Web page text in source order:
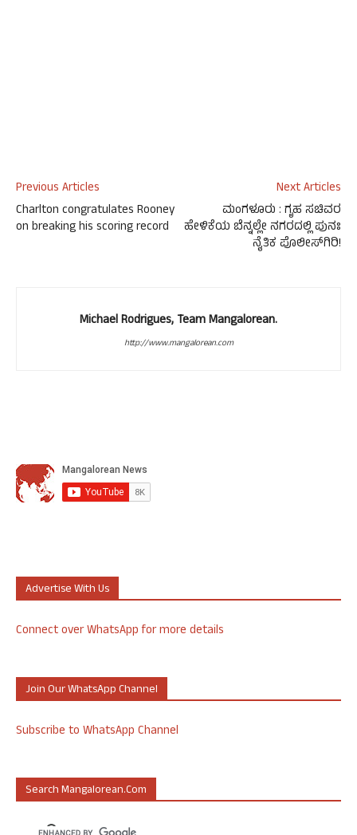
Previous Articles
Charlton congratulates Rooney
on breaking his scoring record
Next Articles
ಮಂಗಳೂರು : ಗೃಹ ಸಚಿವರ
ಹೇಳಿಕೆಯ ಬೆನ್ನಲ್ಲೇ ನಗರದಲ್ಲಿ ಪುನಃ
ನೈತಿಕ ಪೊಲೀಸ್‍ಗಿರಿ!
Michael Rodrigues, Team Mangalorean.
http://www.mangalorean.com
Advertise With Us
Connect over WhatsApp for more details
Join Our WhatsApp Channel
Subscribe to WhatsApp Channel
Search Mangalorean.com